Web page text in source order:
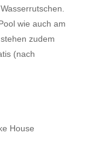
wie auch am
zudem
(nach
House